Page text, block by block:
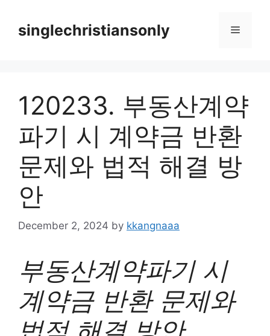
contentsinglechristiansonly Menu
120233. 부동산계약
파기 시 계약금 반환
문제와 법적 해결 방
안
December 2, 2024 by kkangnaaa
부동산계약파기 시
계약금 반환 문제와